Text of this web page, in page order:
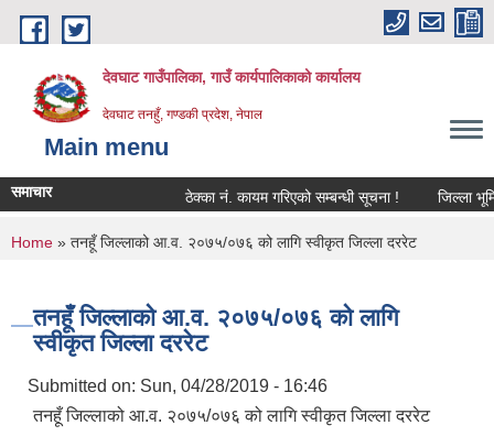
Skip to main content
देवघाट गाउँपालिका, गाउँ कार्यपालिकाको कार्यालय
देवघाट तनहुँ, गण्डकी प्रदेश, नेपाल
Main menu
समाचार ठेक्का नंं. कायम गरिएको सम्बन्धी सूचना ! जिल्ला
You are here
Home » तनहूँ जिल्लाको आ.व. २०७५/०७६ को लागि स्वीकृत जिल्ला दररेट
तनहूँ जिल्लाको आ.व. २०७५/०७६ को लागि
स्वीकृत जिल्ला दररेट
Submitted on: Sun, 04/28/2019 - 16:46
तनहूँ जिल्लाको आ.व. २०७५/०७६ को लागि स्वीकृत जिल्ला दररेट